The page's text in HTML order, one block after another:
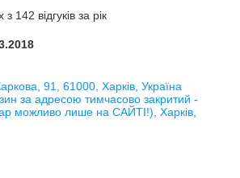
142 відгуків за рік
91, 61000, Харків, Україна
за адресою тимчасово закритий -
можливо лише на САЙТІ!), Харків,